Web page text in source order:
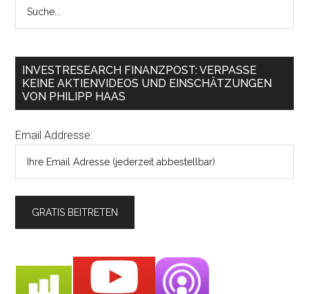
INVESTRESEARCH FINANZPOST: VERPASSE
KEINE AKTIENVIDEOS UND EINSCHÄTZUNGEN
VON PHILIPP HAAS
Email Addresse: